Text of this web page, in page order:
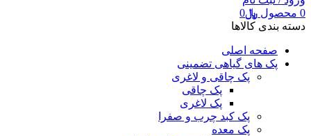
0 محصول ﷼0
دسته بندی کالاها
صفحه اصلی
پک های گیاهی تضمینی
پک چاقی و لاغری
پک چاقی
پک لاغری
پک کبد چرب و صفرا
پک معده